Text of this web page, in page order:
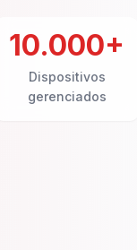
10.000+
Dispositivos
gerenciados